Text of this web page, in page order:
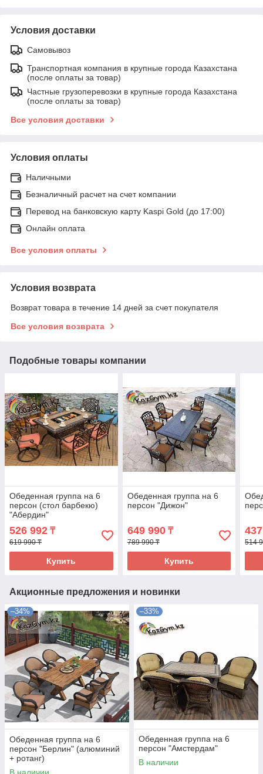
Условия доставки
Самовывоз
Транспортная компания в крупные города Казахстана
(после оплаты за товар)
Частные грузоперевозки в крупные города Казахстана
(после оплаты за товар)
Все условия доставки
Условия оплаты
Наличными
Безналичный расчет на счет компании
Перевод на банковскую карту Kaspi Gold (до 17:00)
Онлайн оплата
Все условия оплаты
Условия возврата
Возврат товара в течение 14 дней за счет покупателя
Все условия возврата
Подобные товары компании
Обеденная группа на 6
персон (стол барбекю)
"Абердин"
526 992 ₸
619 990 ₸
Купить
Обеденная группа на 6
персон "Дижон"
649 990₸
789 990 ₸
Купить
514
Акционные предложения и новинки
–34%
Обеденная группа на 6
персон "Берлин" (алюминий
+ ротанг)
–33%
Обеденная группа на 6
персон "Амстердам"
В наличии